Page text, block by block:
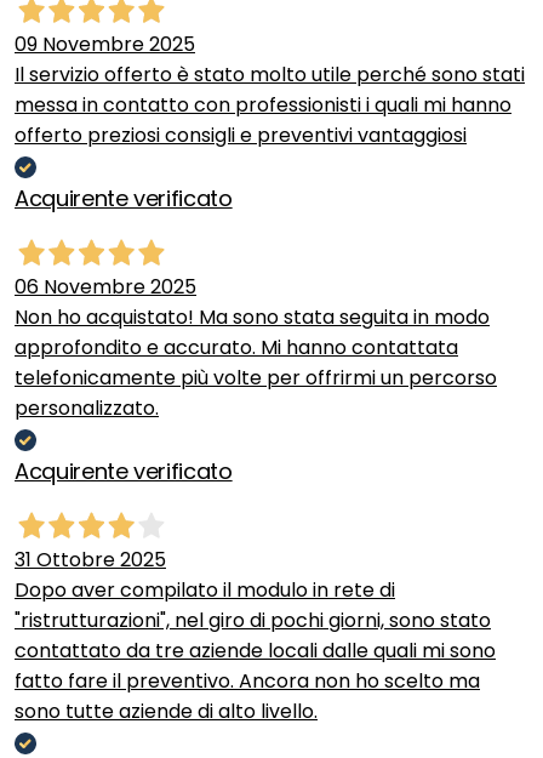
09 Novembre 2025
Il servizio offerto è stato molto utile perché sono stati
messa in contatto con professionisti i quali mi hanno
offerto preziosi consigli e preventivi vantaggiosi
Acquirente verificato
06 Novembre 2025
Non ho acquistato! Ma sono stata seguita in modo
approfondito e accurato. Mi hanno contattata
telefonicamente più volte per offrirmi un percorso
personalizzato.
Acquirente verificato
31 Ottobre 2025
Dopo aver compilato il modulo in rete di
"ristrutturazioni", nel giro di pochi giorni, sono stato
contattato da tre aziende locali dalle quali mi sono
fatto fare il preventivo. Ancora non ho scelto ma
sono tutte aziende di alto livello.